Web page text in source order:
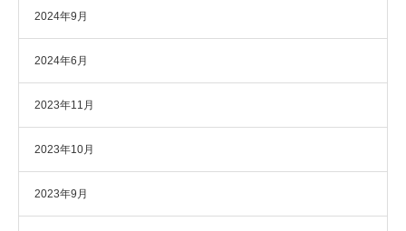
2024年9月
2024年6月
2023年11月
2023年10月
2023年9月